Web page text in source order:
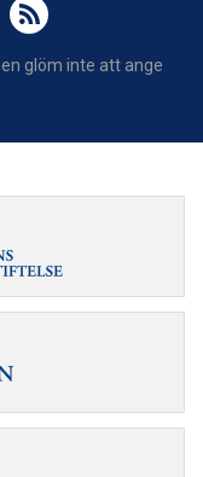
glöm inte att ange